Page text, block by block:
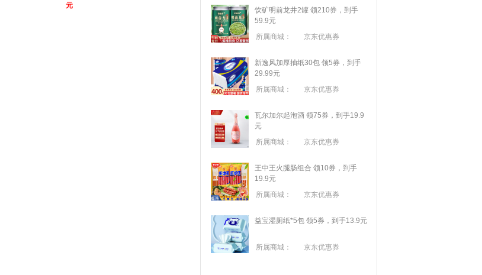
元
饮矿明前龙井2罐 领210券，到手
59.9元
所属商城：
京东优惠券
新逸风加厚抽纸30包 领5券，到手
29.99元
所属商城：
京东优惠券
瓦尔加尔起泡酒 领75券，到手19.9
元
所属商城：
京东优惠券
王中王火腿肠组合 领10券，到手
19.9元
所属商城：
京东优惠券
益宝湿厕纸*5包 领5券，到手13.9元
所属商城： 京东优惠券